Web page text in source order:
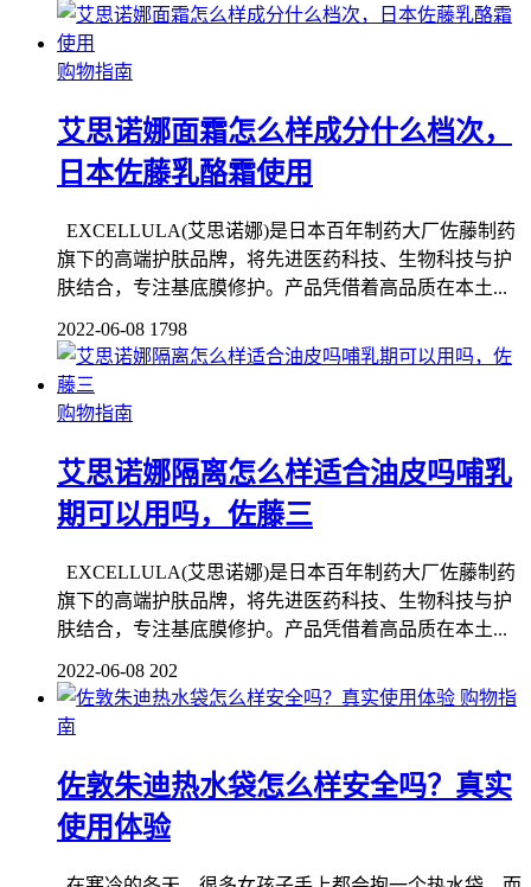
购物指南
艾思诺娜面霜怎么样成分什么档次，
日本佐藤乳酪霜使用
EXCELLULA(艾思诺娜)是日本百年制药大厂佐藤制药
旗下的高端护肤品牌，将先进医药科技、生物科技与护
肤结合，专注基底膜修护。产品凭借着高品质在本土...
2022-06-08 1798
购物指南
艾思诺娜隔离怎么样适合油皮吗哺乳
期可以用吗，佐藤三
EXCELLULA(艾思诺娜)是日本百年制药大厂佐藤制药
旗下的高端护肤品牌，将先进医药科技、生物科技与护
肤结合，专注基底膜修护。产品凭借着高品质在本土...
2022-06-08 202
购物指
南
佐敦朱迪热水袋怎么样安全吗？真实
使用体验